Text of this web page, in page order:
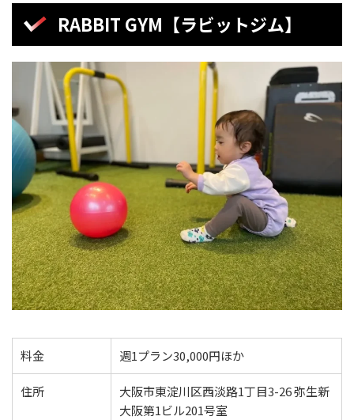
RABBIT GYM【ラビットジム】
料金 週1プラン30,000円ほか
住所
大阪市東淀川区西淡路1丁目3-26 弥生新
大阪第1ビル201号室